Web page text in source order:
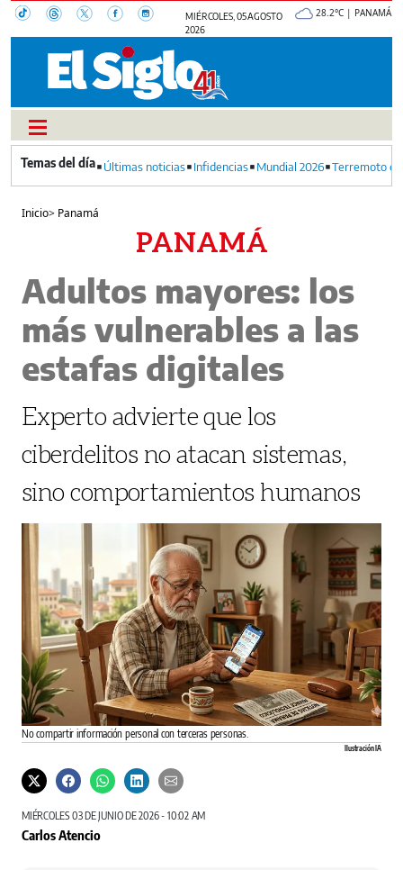
MIÉRCOLES, 05 AGOSTO
2026
28.2°C | PANAMÁ
Últimas noticias Infidencias Mundial 2026 Terremoto
Inicio> Panamá
PANAMÁ
Adultos mayores: los
más vulnerables a las
estafas digitales
Experto advierte que los
ciberdelitos no atacan sistemas,
sino comportamientos humanos
No compartir información personal con terceras personas.
Ilustración IA
MIÉRCOLES 03 DE JUNIO DE 2026 - 10:02 AM
Carlos Atencio